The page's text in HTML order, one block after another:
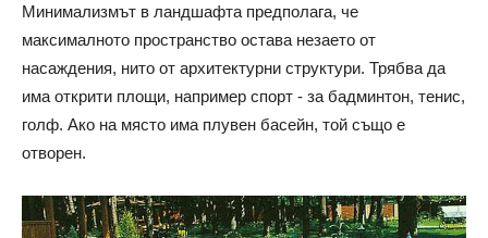
Минимализмът в ландшафта предполага, че
максималното пространство остава незаето от
насаждения, нито от архитектурни структури. Трябва да
има открити площи, например спорт - за бадминтон, тенис,
голф. Ако на място има плувен басейн, той също е
отворен.